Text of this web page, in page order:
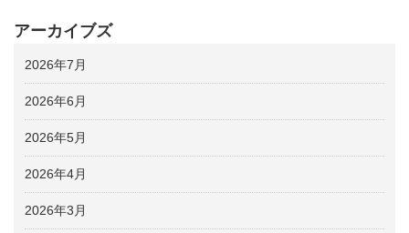
アーカイブズ
2026年7月
2026年6月
2026年5月
2026年4月
2026年3月